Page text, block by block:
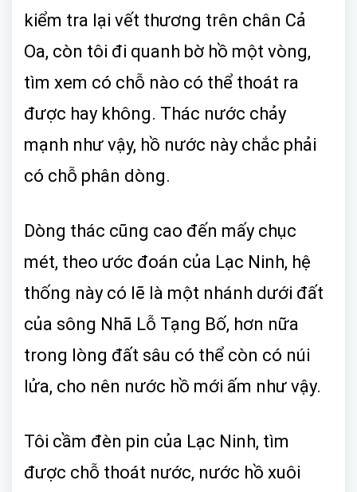
kiểm tra lại vết thương trên chân Cả
Oa, còn tôi đi quanh bờ hồ một vòng,
tìm xem có chỗ nào có thể thoát ra
được hay không. Thác nước chảy
mạnh như vậy, hồ nước này chắc phải
có chỗ phân dòng.
Dòng thác cũng cao đến mấy chục
mét, theo ước đoán của Lạc Ninh, hệ
thống này có lẽ là một nhánh dưới đất
của sông Nhã Lỗ Tạng Bố, hơn nữa
trong lòng đất sâu có thể còn có núi
lửa, cho nên nước hồ mới ấm như vậy.
Tôi cầm đèn pin của Lạc Ninh, tìm
được chỗ thoát nước, nước hồ xuôi